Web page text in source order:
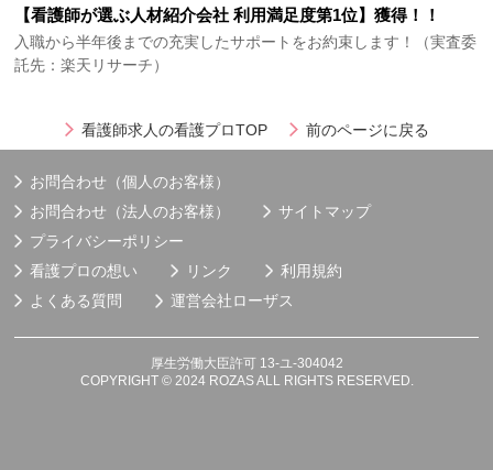
【看護師が選ぶ人材紹介会社 利用満足度第1位】獲得！！
入職から半年後までの充実したサポートをお約束します！（実査委
託先：楽天リサーチ）
看護師求人の看護プロTOP 前のページに戻る
お問合わせ（個人のお客様）
お問合わせ（法人のお客様）
サイトマップ
プライバシーポリシー
看護プロの想い
リンク
利用規約
よくある質問
運営会社ローザス
厚生労働大臣許可 13-ユ-304042
COPYRIGHT © 2024 ROZAS ALL RIGHTS RESERVED.